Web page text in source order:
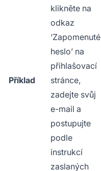
Příklad
klikněte na
odkaz
‘Zapomenuté
heslo’ na
přihlašovací
stránce,
zadejte svůj
e-mail a
postupujte
podle
instrukcí
zaslaných